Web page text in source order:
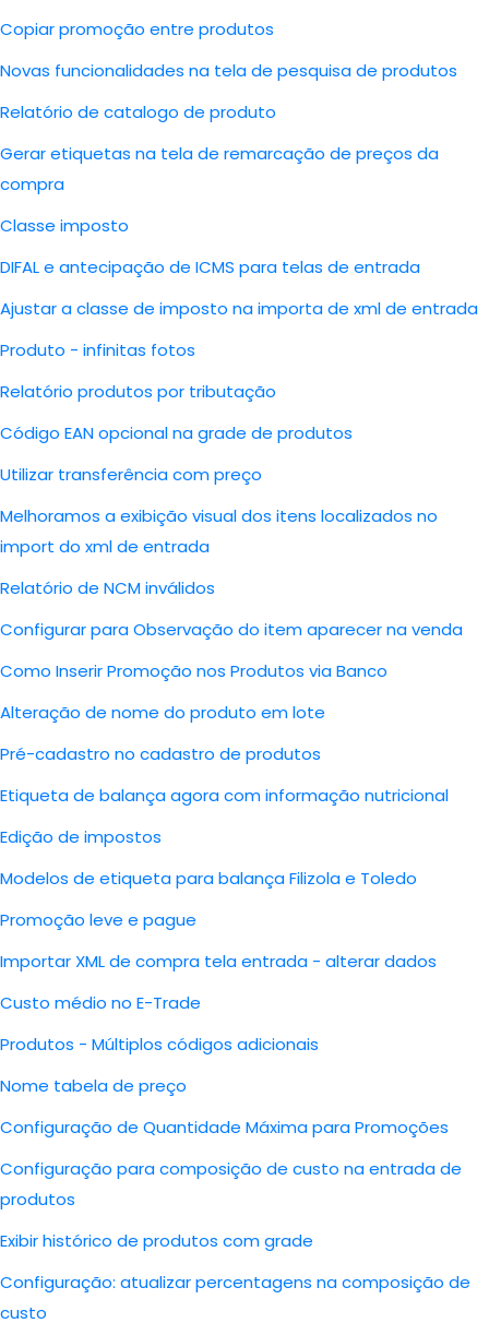
Copiar promoção entre produtos
Novas funcionalidades na tela de pesquisa de produtos
Relatório de catalogo de produto
Gerar etiquetas na tela de remarcação de preços da
compra
Classe imposto
DIFAL e antecipação de ICMS para telas de entrada
Ajustar a classe de imposto na importa de xml de entrada
Produto - infinitas fotos
Relatório produtos por tributação
Código EAN opcional na grade de produtos
Utilizar transferência com preço
Melhoramos a exibição visual dos itens localizados no
import do xml de entrada
Relatório de NCM inválidos
Configurar para Observação do item aparecer na venda
Como Inserir Promoção nos Produtos via Banco
Alteração de nome do produto em lote
Pré-cadastro no cadastro de produtos
Etiqueta de balança agora com informação nutricional
Edição de impostos
Modelos de etiqueta para balança Filizola e Toledo
Promoção leve e pague
Importar XML de compra tela entrada - alterar dados
Custo médio no E-Trade
Produtos - Múltiplos códigos adicionais
Nome tabela de preço
Configuração de Quantidade Máxima para Promoções
Configuração para composição de custo na entrada de
produtos
Exibir histórico de produtos com grade
Configuração: atualizar percentagens na composição de
custo